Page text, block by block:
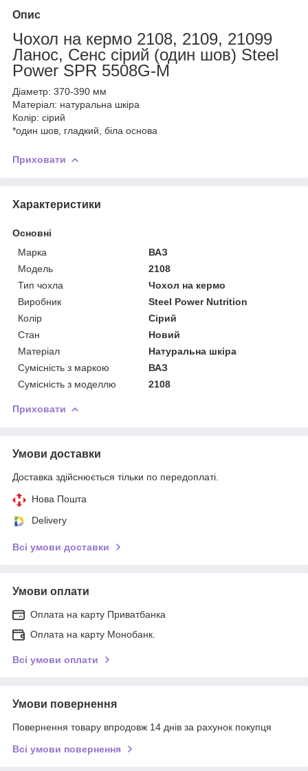
Опис
Чохол на кермо 2108, 2109, 21099
Ланос, Сенс сірий (один шов) Steel
Power SPR 5508G-M
Діаметр: 370-390 мм
Матеріал: натуральна шкіра
Колір: сірий
*один шов, гладкий, біла основа
Приховати
Характеристики
Основні
Марка
ВАЗ
Модель
2108
Тип чохла
Чохол на кермо
Виробник
Steel Power Nutrition
Колір
Сірий
Стан
Новий
Матеріал
Натуральна шкіра
Сумісність з маркою
ВАЗ
Сумісність з моделлю
2108
Приховати
Умови доставки
Доставка здійснюється тільки по передоплаті.
Нова Пошта
Delivery
Всі умови доставки
Умови оплати
Оплата на карту Приватбанка
Оплата на карту Монобанк.
Всі умови оплати
Умови повернення
Повернення товару впродовж 14 днів за рахунок покупця
Всі умови повернення